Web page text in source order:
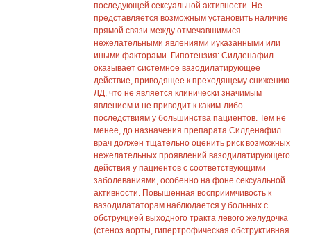
последующей сексуальной активности. Не
представляется возможным установить наличие
прямой связи между отмечавшимися
нежелательными явлениями иуказанными или
иными факторами. Гипотензия: Силденафил
оказывает системное вазодилатирующее
действие, приводящее к преходящему снижению
ЛД, что не является клинически значимым
явлением и не приводит к каким-либо
последствиям у большинства пациентов. Тем не
менее, до назначения препарата Силденафил
врач должен тщательно оценить риск возможных
нежелательных проявлений вазодилатирующего
действия у пациентов с соответствующими
заболеваниями, особенно на фоне сексуальной
активности. Повышенная восприимчивость к
вазодилататорам наблюдается у больных с
обструкцией выходного тракта левого желудочка
(стеноз аорты, гипертрофическая обструктивная